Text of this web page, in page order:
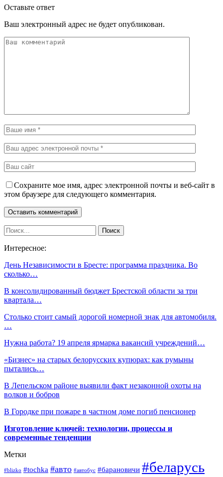
Оставьте ответ
Ваш электронный адрес не будет опубликован.
Сохраните мое имя, адрес электронной почты и веб-сайт в
этом браузере для следующего комментария.
Интересное:
День Независимости в Бресте: программа праздника. Во
сколько…
В консолидированный бюджет Брестской области за три
квартала…
Столько стоит самый дорогой номерной знак для автомобиля.
…
Нужна работа? 19 апреля ярмарка вакансий учреждений…
«Бизнес» на старых белорусских купюрах: как румыны
пытались…
В Лепельском районе выявили факт незаконной охоты на
волков и бобров
В Городке при пожаре в частном доме погиб пенсионер
Изготовление ключей: технологии, процессы и
современные тенденции
Метки
#blizko #tochka #авто #автобус #барановичи #беларусь